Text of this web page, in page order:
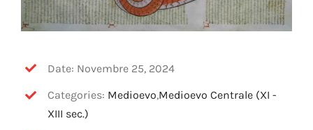
Date: Novembre 25, 2024
Categories: Medioevo,Medioevo Centrale (XI -
XIII sec.)